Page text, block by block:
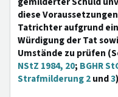
diese
Tatrichter aufgrund
Würdigung der Tat
Umstände zu prüfen
NStZ 1984, 20; BGHR
Strafmilderung 2und3